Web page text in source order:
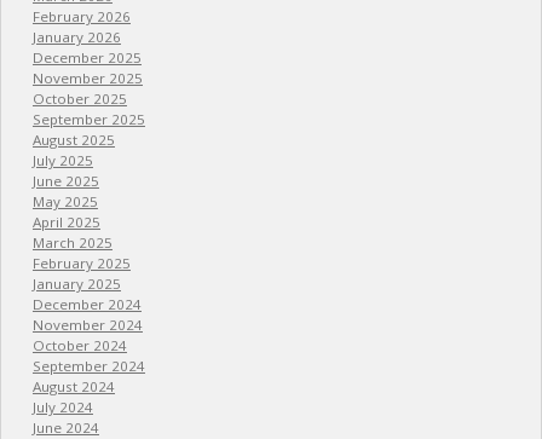
February 2026
January 2026
December 2025
November 2025
October 2025
September 2025
August 2025
July 2025
June 2025
May 2025
April 2025
March 2025
February 2025
January 2025
December 2024
November 2024
October 2024
September 2024
August 2024
July 2024
June 2024